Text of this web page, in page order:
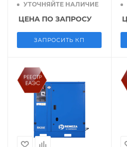
УТОЧНЯЙТЕ НАЛИЧИЕ
ЦЕНА ПО ЗАПРОСУ
ЗАПРОСИТЬ КП